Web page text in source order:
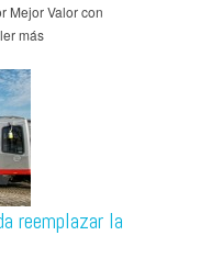
Mejor Valor con
más
reemplazar la